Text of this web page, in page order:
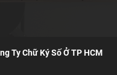
Ty Chữ Ký Số Ở TP HCM